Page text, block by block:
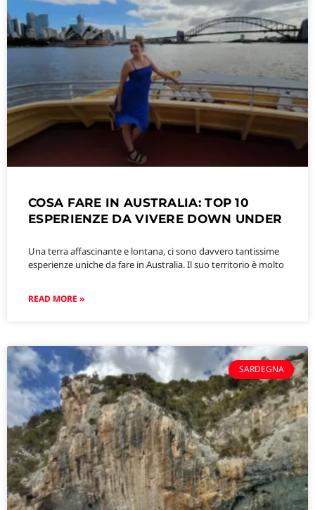
COSA FARE IN AUSTRALIA: TOP 10
ESPERIENZE DA VIVERE DOWN UNDER
Una terra affascinante e lontana, ci sono davvero tantissime
esperienze uniche da fare in Australia. Il suo territorio è molto
READ MORE »
SARDEGNA